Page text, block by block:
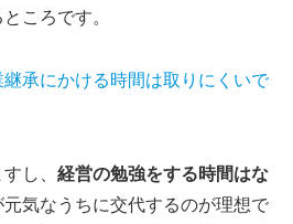
ころです。
承にかける時間は取りにくいで
し、 経営の勉強をする時間はな
元気なうちに交代するのが理想で